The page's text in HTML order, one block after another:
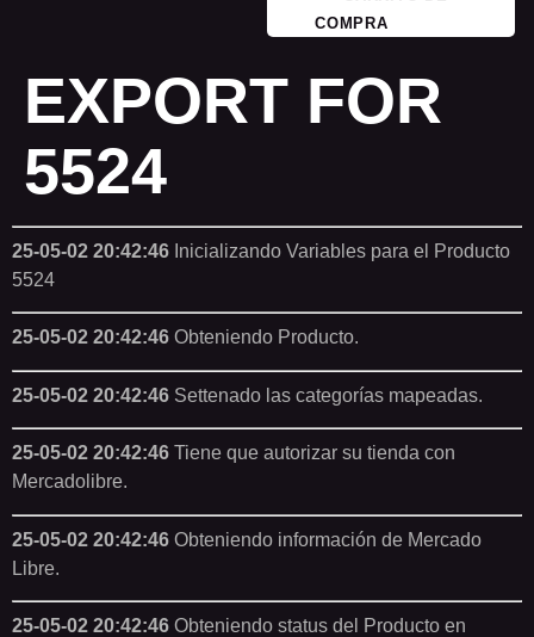
COMPRA
EXPORT FOR
5524
25-05-02 20:42:46 Inicializando Variables para el Producto
5524
25-05-02 20:42:46 Obteniendo Producto.
25-05-02 20:42:46 Settenado las categorías mapeadas.
25-05-02 20:42:46 Tiene que autorizar su tienda con
Mercadolibre.
25-05-02 20:42:46 Obteniendo información de Mercado
Libre.
25-05-02 20:42:46 Obteniendo status del Producto en